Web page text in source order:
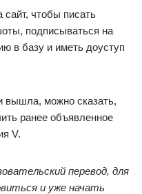
чтобы писать
подписываться на
в базу и иметь доуступ
вышла, можно сказать,
ранее объявленное
V.
перевод, для
и уже начать